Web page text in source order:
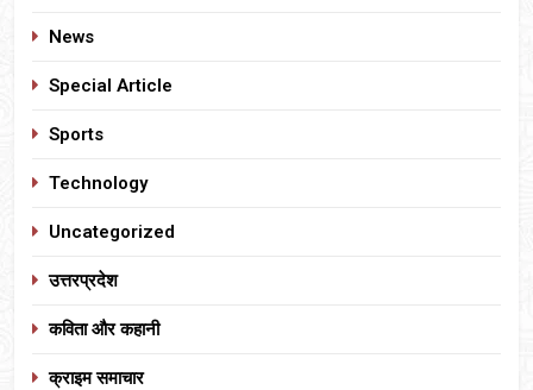
News
Special Article
Sports
Technology
Uncategorized
उत्तरप्रदेश
कविता और कहानी
क्राइम समाचार